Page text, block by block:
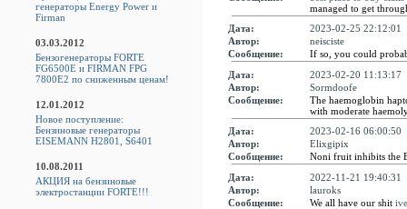
генераторы Energy Power и
Firman
03.03.2012
Бензогенераторы FORTE
FG6500E и FIRMAN FPG
7800E2 по сниженным ценам!
12.01.2012
Новое поступление:
Бензиновые генераторы
EISEMANN H2801, S6401
10.08.2011
АКЦИЯ на бензиновые
электростанции FORTE!!!
managed to get
Дата:
2023-02-25 22:12:01
Автор:
neisciste
Сообщение:
If so, you could
Дата:
2023-02-20 11:13:17
Автор:
Sormdoofe
Сообщение:
The haemoglobin
with moderate
Дата:
2023-02-16 06:00:50
Автор:
Elixgipix
Сообщение:
Noni fruit inhibits the
Дата:
2022-11-21 19:40:31
Автор:
lauroks
Сообщение:
We all have our shit